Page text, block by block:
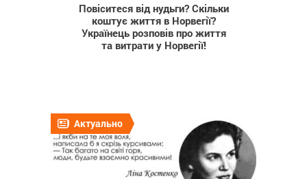
Повіситеся від нудьги? Скільки
коштує життя в Норвегії?
Українець розповів про життя
та витрати у Норвегії!
Актуально